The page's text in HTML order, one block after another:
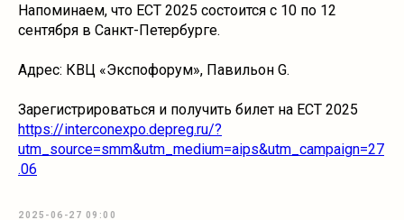
Напоминаем, что ECT 2025 состоится с 10 по 12
сентября в Санкт-Петербурге.
Адрес: КВЦ «Экспофорум», Павильон G.
Зарегистрироваться и получить билет на ECT 2025
https://interconexpo.depreg.ru/?
utm_source=smm&utm_medium=aips&utm_campaign=27
.06
2025-06-27 09:00